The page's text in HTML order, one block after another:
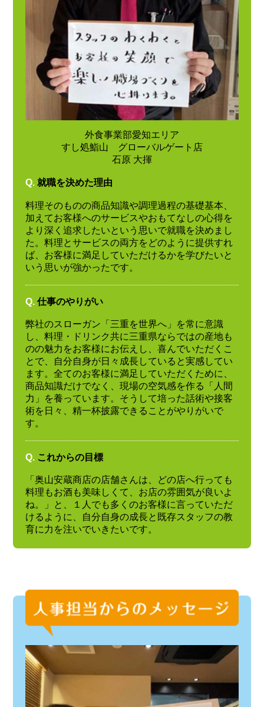
外食事業部愛知エリア
すし処鮨山 グローバルゲート店
石原 大揮
Q. 就職を決めた理由
料理そのものの商品知識や調理過程の基礎基本、
加えてお客様へのサービスやおもてなしの心得を
より深く追求したいという思いで就職を決めまし
た。料理とサービスの両方をどのように提供すれ
ば、お客様に満足していただけるかを学びたいと
いう思いが強かったです。
Q. 仕事のやりがい
弊社のスローガン「三重を世界へ」を常に意識
し、料理・ドリンク共に三重県ならではの産地も
のの魅力をお客様にお伝えし、喜んでいただくこ
とで、自分自身が日々成長していると実感してい
ます。全てのお客様に満足していただくために、
商品知識だけでなく、現場の空気感を作る「人間
力」を養っています。そうして培った話術や接客
術を日々、精一杯披露できることがやりがいで
す。
Q. これからの目標
「奥山安蔵商店の店舗さんは、どの店へ行っても
料理もお酒も美味しくて、お店の雰囲気が良いよ
ね。」と、１人でも多くのお客様に言っていただ
けるように、自分自身の成長と既存スタッフの教
育に力を注いでいきたいです。